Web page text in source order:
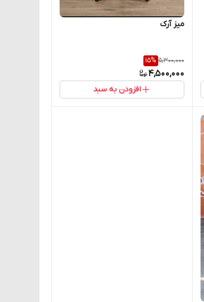
میز آرک
5,300,000
15%
4,500,000
افزودن به سبد